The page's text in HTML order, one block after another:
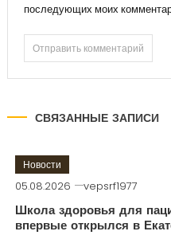
последующих моих
СВЯЗАННЫЕ ЗАПИСИ
Новости
05.08.2026 vepsrf1977
Школа здоровья для
впервые открылся в